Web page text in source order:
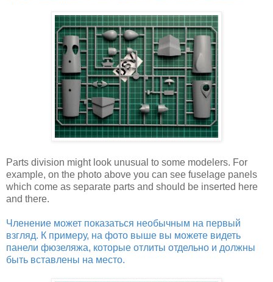
Parts division might look unusual to some modelers. For
example, on the photo above you can see fuselage panels
which come as separate parts and should be inserted here
and there.
Членение может показаться необычным на первый
взгляд. К примеру, на фото выше вы можете видеть
панели фюзеляжа, которые отлиты отдельно и должны
быть вставлены на место.